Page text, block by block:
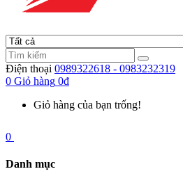
Điện thoại 0989322618 - 0983232319
0 Giỏ hàng 0đ
Giỏ hàng của bạn trống!
0
Danh mục